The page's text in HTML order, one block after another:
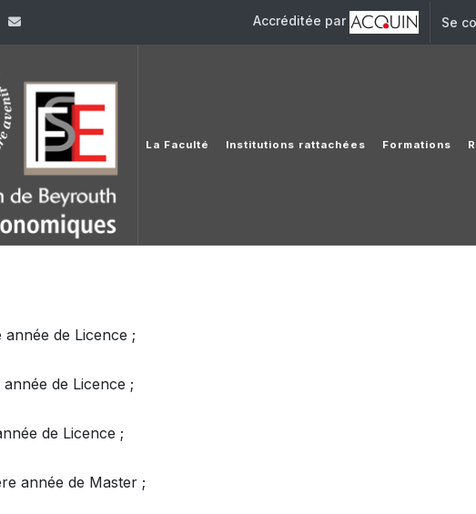
+961 (1) 421 644 Accréditée par Se
La Faculté Institutions rattachées Formations
de Licence ;
de Licence ;
de Licence ;
année de Master ;